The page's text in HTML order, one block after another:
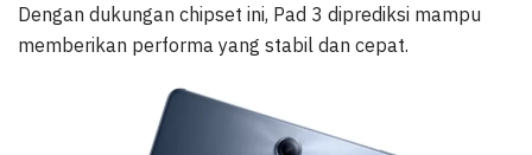
Dengan dukungan chipset ini, Pad 3 diprediksi mampu
memberikan performa yang stabil dan cepat.